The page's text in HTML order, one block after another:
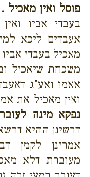
פוסל ואין מאכיל .
בעבדי אביו
אעבדים ליכא
מאכיל בעבדי אביו
משכחת שיאכיל
אאמו ואע"ג
ואין מאכיל את
נפקא מינה
דרשינן ההיא
אמרינן לקמן
מעוברת דלא